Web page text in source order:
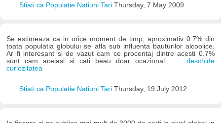
Stiati ca Populatie Natiuni Tari Thursday, 7 May 2009
Se estimeaza ca in orice moment de timp, aproximativ 0.7% din
toata populatia globului se afla sub influenta bauturilor alcoolice.
Ar fi interesant si de vazut cam ce procentaj dintre acesti 0.7%
sunt cam aceiasi si cati beau doar ocazional... ... deschide
curiozitatea
Stiati ca Populatie Natiuni Tari Thursday, 19 July 2012